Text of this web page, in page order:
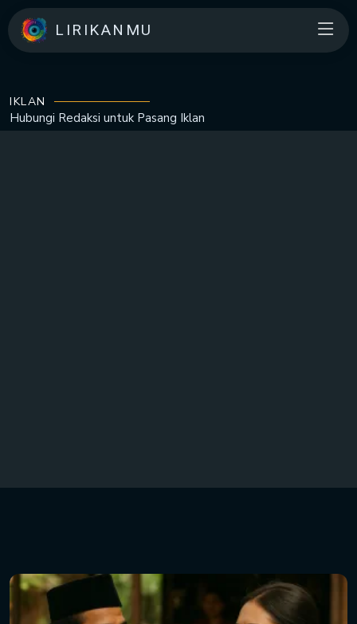
LIRIKANMU
IKLAN
Hubungi Redaksi untuk Pasang Iklan